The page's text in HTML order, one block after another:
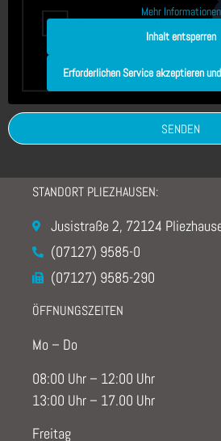
Mehr Informationen
Inhalt entsperren
Erforderlichen Service akzeptieren
SENDEN
STANDORT PLIEZHAUSEN:
Jusistraße 2, 72124
(07127) 9585-0
(07127) 9585-290
ÖFFNUNGSZEITEN
Mo – Do
08:00 Uhr – 12:00 Uhr
13:00 Uhr – 17.00 Uhr
Freitag